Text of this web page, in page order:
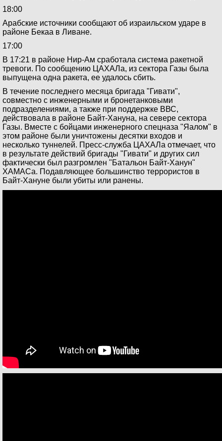
18:00
Арабские источники сообщают об израильском ударе в
районе Бекаа в Ливане.
17:00
В 17:21 в районе Нир-Ам сработала система ракетной
тревоги. По сообщению ЦАХАЛа, из сектора Газы была
выпущена одна ракета, ее удалось сбить.
В течение последнего месяца бригада "Гивати",
совместно с инженерными и бронетанковыми
подразделениями, а также при поддержке ВВС,
действовала в районе Байт-Хануна, на севере сектора
Газы. Вместе с бойцами инженерного спецназа "Яалом" в
этом районе были уничтожены десятки входов и
несколько туннелей. Пресс-служба ЦАХАЛа отмечает, что
в результате действий бригады "Гивати" и других сил
фактически был разгромлен "Батальон Байт-Ханун"
ХАМАСа. Подавляющее большинство террористов в
Байт-Хануне были убиты или ранены.